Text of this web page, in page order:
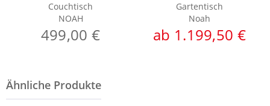
Couchtisch
NOAH
499,00 €
Gartentisch
Noah
ab 1.199,50 €